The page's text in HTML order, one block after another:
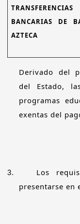
TRANSFERENCIAS
BANCARIAS DE
AZTECA
Derivado del
del Estado,
programas
exentas del
3.
Los
presentarse en